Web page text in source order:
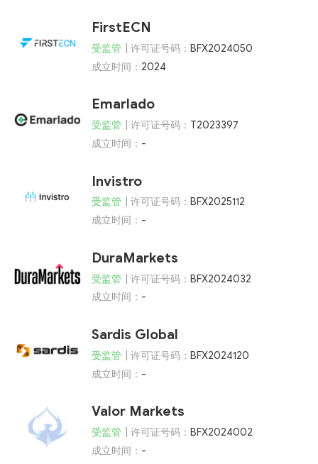
FirstECN
受监管 | 许可证号码： BFX2024050
成立时间： 2024
Emarlado
受监管 | 许可证号码： T2023397
成立时间： -
Invistro
受监管 | 许可证号码： BFX2025112
成立时间： -
DuraMarkets
受监管 | 许可证号码： BFX2024032
成立时间： -
Sardis Global
受监管 | 许可证号码： BFX2024120
成立时间： -
Valor Markets
受监管 | 许可证号码： BFX2024002
成立时间： -